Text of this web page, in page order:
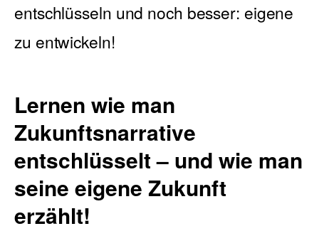
entschlüsseln und noch besser: eigene
zu entwickeln!
Lernen wie man
Zukunftsnarrative
entschlüsselt – und wie man
seine eigene Zukunft
erzählt!